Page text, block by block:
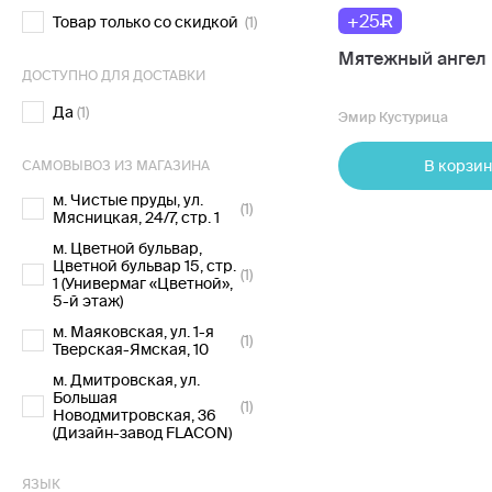
Товар только со скидкой (1)
ДОСТУПНО ДЛЯ ДОСТАВКИ
Да (1)
САМОВЫВОЗ ИЗ МАГАЗИНА
м. Чистые пруды, ул.
Мясницкая, 24/7, стр. 1
(1)
м. Цветной бульвар,
Цветной бульвар 15, стр.
1 (Универмаг «Цветной»,
5-й этаж)
(1)
м. Маяковская, ул. 1-я
Тверская-Ямская, 10
(1)
м. Дмитровская, ул.
Большая
Новодмитровская, 36
(Дизайн-завод FLACON)
(1)
ЯЗЫК
+25
Мятежный ангел
Эмир Кустурица
В